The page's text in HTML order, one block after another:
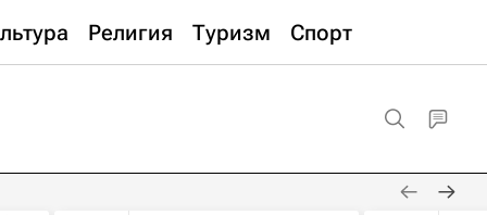
Религия Туризм Спорт